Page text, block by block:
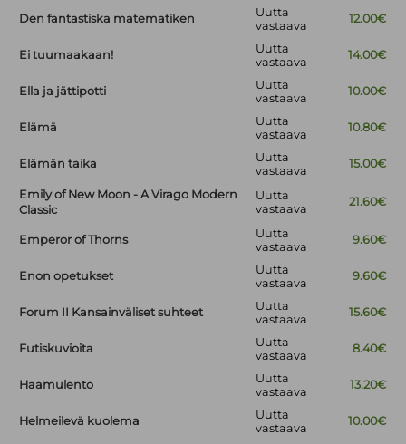
Den fantastiska matematiken
Uutta
vastaava
12.00€
Ei tuumaakaan!
Uutta
vastaava
14.00€
Ella ja jättipotti
Uutta
vastaava
10.00€
Elämä
Uutta
vastaava
10.80€
Elämän taika
Uutta
vastaava
15.00€
Emily of New Moon - A Virago Modern
Classic
Uutta
vastaava
21.60€
Emperor of Thorns
Uutta
vastaava
9.60€
Enon opetukset
Uutta
vastaava
9.60€
Forum II Kansainväliset suhteet
Uutta
vastaava
15.60€
Futiskuvioita
Uutta
vastaava
8.40€
Haamulento
Uutta
vastaava
13.20€
Helmeilevä kuolema
Uutta
vastaava
10.00€